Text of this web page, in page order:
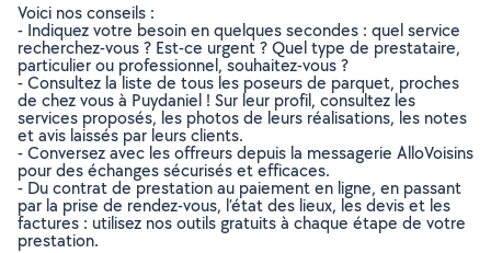
Voici nos conseils :
- Indiquez votre besoin en quelques secondes : quel service
recherchez-vous ? Est-ce urgent ? Quel type de prestataire,
particulier ou professionnel, souhaitez-vous ?
- Consultez la liste de tous les poseurs de parquet, proches
de chez vous à Puydaniel ! Sur leur profil, consultez les
services proposés, les photos de leurs réalisations, les notes
et avis laissés par leurs clients.
- Conversez avec les offreurs depuis la messagerie AlloVoisins
pour des échanges sécurisés et efficaces.
- Du contrat de prestation au paiement en ligne, en passant
par la prise de rendez-vous, l’état des lieux, les devis et les
factures : utilisez nos outils gratuits à chaque étape de votre
prestation.